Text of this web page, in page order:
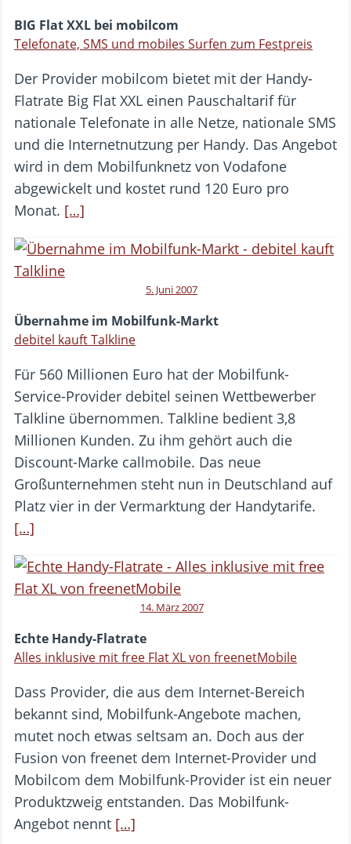
BIG Flat XXL bei mobilcom
Telefonate, SMS und mobiles Surfen zum Festpreis
Der Provider mobilcom bietet mit der Handy-
Flatrate Big Flat XXL einen Pauschaltarif für
nationale Telefonate in alle Netze, nationale SMS
und die Internetnutzung per Handy. Das Angebot
wird in dem Mobilfunknetz von Vodafone
abgewickelt und kostet rund 120 Euro pro
Monat. […]
5. Juni 2007
Übernahme im Mobilfunk-Markt
debitel kauft Talkline
Für 560 Millionen Euro hat der Mobilfunk-
Service-Provider debitel seinen Wettbewerber
Talkline übernommen. Talkline bedient 3,8
Millionen Kunden. Zu ihm gehört auch die
Discount-Marke callmobile. Das neue
Großunternehmen steht nun in Deutschland auf
Platz vier in der Vermarktung der Handytarife.
[…]
14. März 2007
Echte Handy-Flatrate
Alles inklusive mit free Flat XL von freenetMobile
Dass Provider, die aus dem Internet-Bereich
bekannt sind, Mobilfunk-Angebote machen,
mutet noch etwas seltsam an. Doch aus der
Fusion von freenet dem Internet-Provider und
Mobilcom dem Mobilfunk-Provider ist ein neuer
Produktzweig entstanden. Das Mobilfunk-
Angebot nennt […]